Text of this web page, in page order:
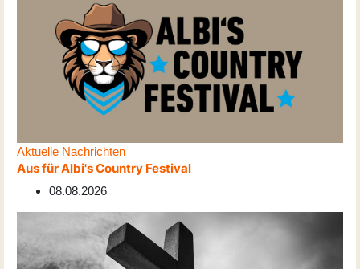
Aktuelle Nachrichten
Aus für Albi's Country Festival
08.08.2026